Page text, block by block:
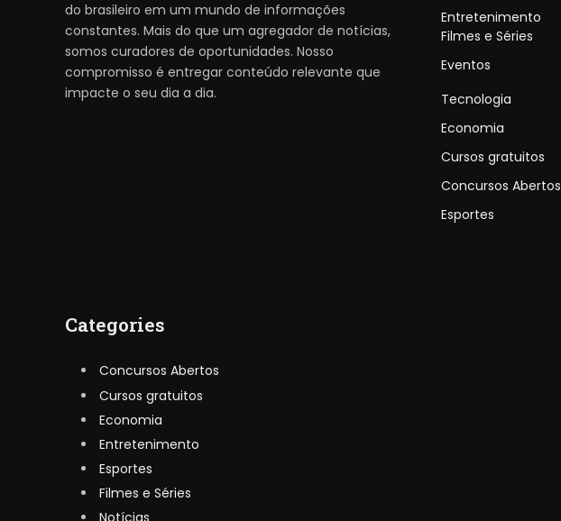
do brasileiro em um mundo de informações
constantes. Mais do que um agregador de notícias,
somos curadores de oportunidades. Nosso
compromisso é entregar conteúdo relevante que
impacte o seu dia a dia.
Entretenimento
Filmes e Séries
Eventos
Tecnologia
Economia
Cursos gratuitos
Concursos Abertos
Esportes
Categories
Concursos Abertos
Cursos gratuitos
Economia
Entretenimento
Esportes
Filmes e Séries